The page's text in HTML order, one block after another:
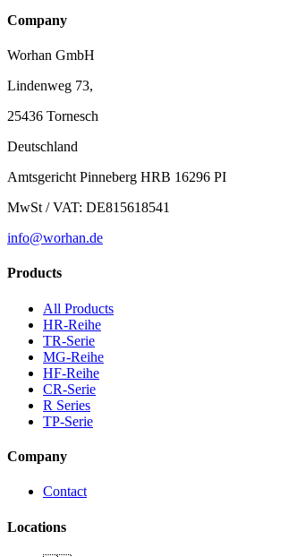
Company
Worhan GmbH
Lindenweg 73,
25436 Tornesch
Deutschland
Amtsgericht Pinneberg HRB 16296 PI
MwSt / VAT: DE815618541
info@worhan.de
Products
All Products
HR-Reihe
TR-Serie
MG-Reihe
HF-Reihe
CR-Serie
R Series
TP-Serie
Company
Contact
Locations